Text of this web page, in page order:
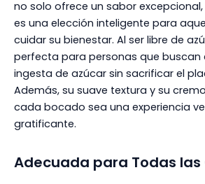
no solo ofrece un sabor
es una elección inteligente para
cuidar su bienestar. Al ser libre de
perfecta para personas que buscan
ingesta de azúcar sin sacrificar el
Además, su suave textura y su
cada bocado sea una experiencia
gratificante.
Adecuada para Todas las